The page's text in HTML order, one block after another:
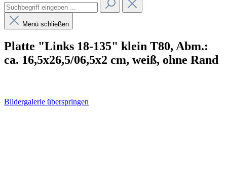
Menü schließen
Platte "Links 18-135" klein T80, Abm.:
ca. 16,5x26,5/06,5x2 cm, weiß, ohne Rand
Bildergalerie überspringen